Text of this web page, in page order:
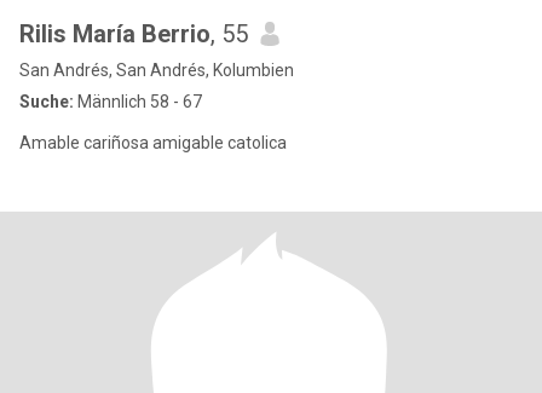
Rilis María Berrio, 55
San Andrés, San Andrés, Kolumbien
Suche: Männlich 58 - 67
Amable cariñosa amigable catolica